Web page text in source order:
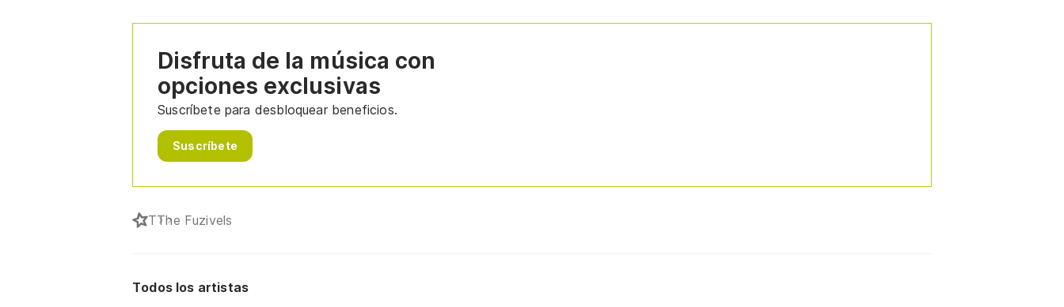
Disfruta de la música con
opciones exclusivas
Suscríbete para desbloquear beneficios.
Suscríbete
TThe Fuzivels
Todos los artistas